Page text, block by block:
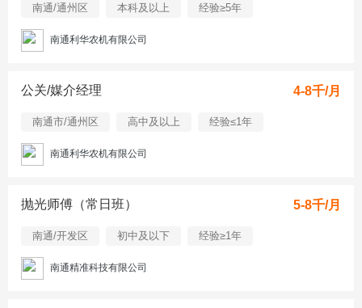
南通/通州区 本科及以上 经验≥5年
南通利华农机有限公司
公关/媒介经理 4-8千/月
南通市/通州区 高中及以上 经验≤1年
南通利华农机有限公司
抛光师傅（常日班） 5-8千/月
南通/开发区 初中及以下 经验≥1年
南通精准科技有限公司